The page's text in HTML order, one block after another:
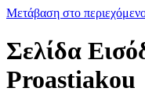
Μετάβαση στο
Σελίδα
Proastiakou